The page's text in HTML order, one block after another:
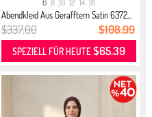
6 8 10 12 14 16
Abendkleid Aus Gerafftem Satin 6372...
$337.00 $108.99
SPEZIELL FÜR HEUTE$65.39